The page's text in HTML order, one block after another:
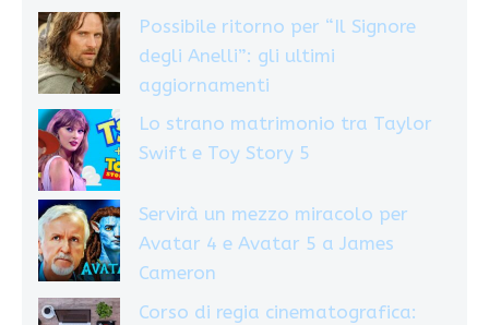
Possibile ritorno per “Il Signore
degli Anelli”: gli ultimi
aggiornamenti
Lo strano matrimonio tra Taylor
Swift e Toy Story 5
Servirà un mezzo miracolo per
Avatar 4 e Avatar 5 a James
Cameron
Corso di regia cinematografica: